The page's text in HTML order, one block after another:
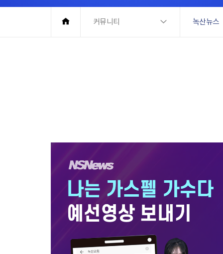
커뮤니티 녹산뉴스